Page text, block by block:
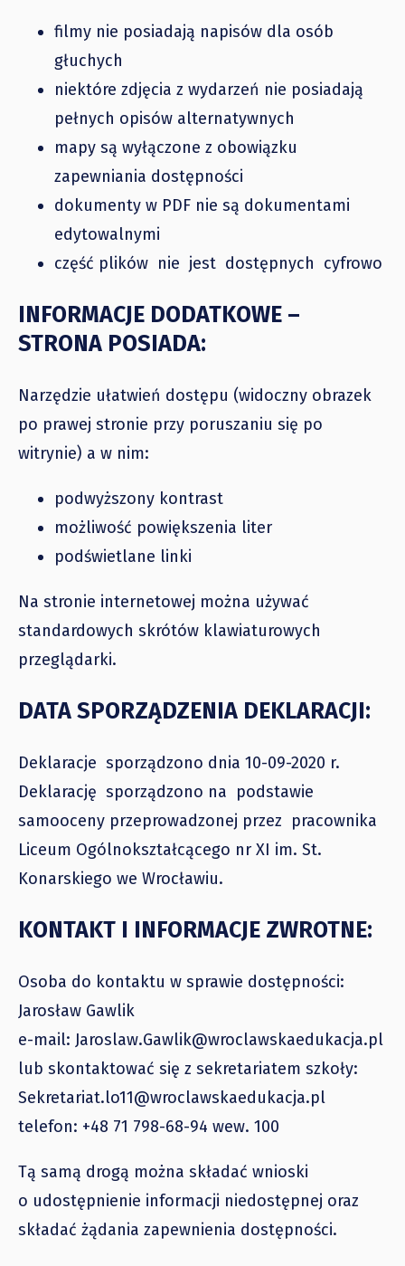
filmy nie posiadają napisów dla osób
głuchych
niektóre zdjęcia z wydarzeń nie posiadają
pełnych opisów alternatywnych
mapy są wyłączone z obowiązku
zapewniania dostępności
dokumenty w PDF nie są dokumentami
edytowalnymi
część plików nie jest dostępnych cyfrowo
INFORMACJE DODATKOWE –
STRONA POSIADA:
Narzędzie ułatwień dostępu (widoczny obrazek
po prawej stronie przy poruszaniu się po
witrynie) a w nim:
podwyższony kontrast
możliwość powiększenia liter
podświetlane linki
Na stronie internetowej można używać
standardowych skrótów klawiaturowych
przeglądarki.
DATA SPORZĄDZENIA DEKLARACJI:
Deklaracje sporządzono dnia 10-09-2020 r.
Deklarację sporządzono na podstawie
samooceny przeprowadzonej przez pracownika
Liceum Ogólnokształcącego nr XI im. St.
Konarskiego we Wrocławiu.
KONTAKT I INFORMACJE ZWROTNE:
Osoba do kontaktu w sprawie dostępności:
Jarosław Gawlik
e-mail: Jaroslaw.Gawlik@wroclawskaedukacja.pl
lub skontaktować się z sekretariatem szkoły:
Sekretariat.lo11@wroclawskaedukacja.pl
telefon: +48 71 798-68-94 wew. 100
Tą samą drogą można składać wnioski
o udostępnienie informacji niedostępnej oraz
składać żądania zapewnienia dostępności.